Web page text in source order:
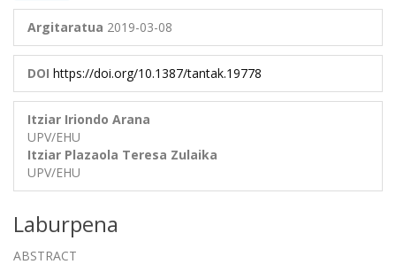
Argitaratua 2019-03-08
DOI https://doi.org/10.1387/tantak.19778
Itziar Iriondo Arana
UPV/EHU
Itziar Plazaola Teresa Zulaika
UPV/EHU
Laburpena
ABSTRACT